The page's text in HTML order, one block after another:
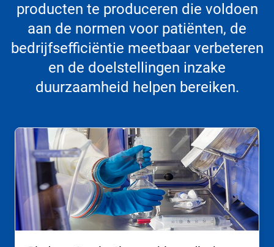
producten te produceren die voldoen
aan de normen voor patiënten, de
bedrijfsefficiëntie meetbaar verbeteren
en de doelstellingen inzake
duurzaamheid helpen bereiken.